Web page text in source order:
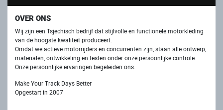
OVER ONS
Wij zijn een Tsjechisch bedrijf dat stijlvolle en functionele motorkleding
van de hoogste kwaliteit produceert.
Omdat we actieve motorrijders en concurrenten zijn, staan ​​alle ontwerp,
materialen, ontwikkeling en testen onder onze persoonlijke controle.
Onze persoonlijke ervaringen begeleiden ons.
Make Your Track Days Better
Opgestart in 2007